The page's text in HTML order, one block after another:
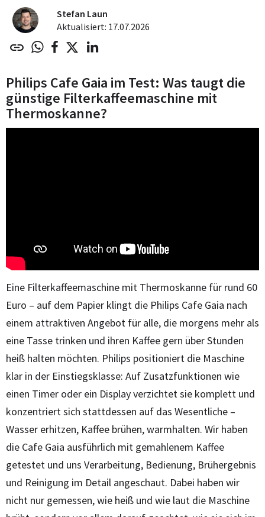
Stefan Laun
Aktualisiert: 17.07.2026
Philips Cafe Gaia im Test: Was taugt die
günstige Filterkaffeemaschine mit
Thermoskanne?
Eine Filterkaffeemaschine mit Thermoskanne für rund 60
Euro – auf dem Papier klingt die Philips Cafe Gaia nach
einem attraktiven Angebot für alle, die morgens mehr als
eine Tasse trinken und ihren Kaffee gern über Stunden
heiß halten möchten. Philips positioniert die Maschine
klar in der Einstiegsklasse: Auf Zusatzfunktionen wie
einen Timer oder ein Display verzichtet sie komplett und
konzentriert sich stattdessen auf das Wesentliche –
Wasser erhitzen, Kaffee brühen, warmhalten. Wir haben
die Cafe Gaia ausführlich mit gemahlenem Kaffee
getestet und uns Verarbeitung, Bedienung, Brühergebnis
und Reinigung im Detail angeschaut. Dabei haben wir
nicht nur gemessen, wie heiß und wie laut die Maschine